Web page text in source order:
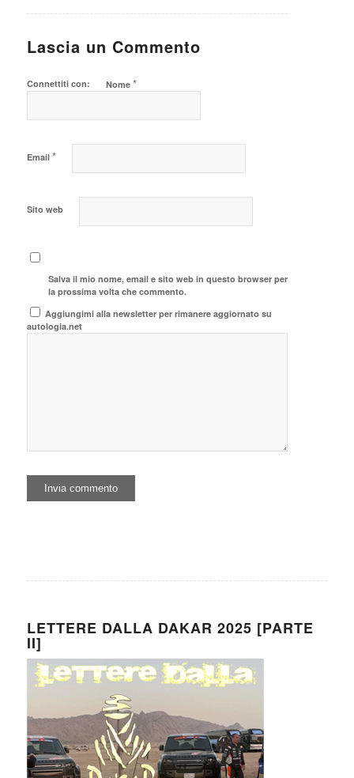
Lascia un Commento
Connettiti con: Nome *
Email *
Sito web
Salva il mio nome, email e sito web in questo browser per
la prossima volta che commento.
Aggiungimi alla newsletter per rimanere aggiornato su
autologia.net
LETTERE DALLA DAKAR 2025 [PARTE
II]